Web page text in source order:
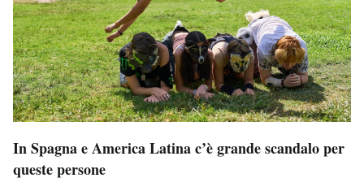
In Spagna e America Latina c’è grande scandalo per
queste persone